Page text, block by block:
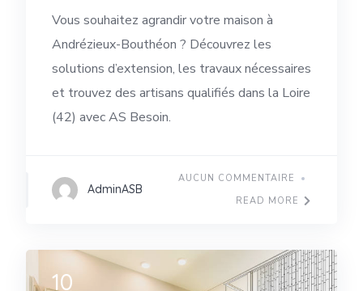
Vous souhaitez agrandir votre maison à
Andrézieux-Bouthéon ? Découvrez les
solutions d’extension, les travaux nécessaires
et trouvez des artisans qualifiés dans la Loire
(42) avec AS Besoin.
AdminASB
AUCUN COMMENTAIRE
READ MORE
10